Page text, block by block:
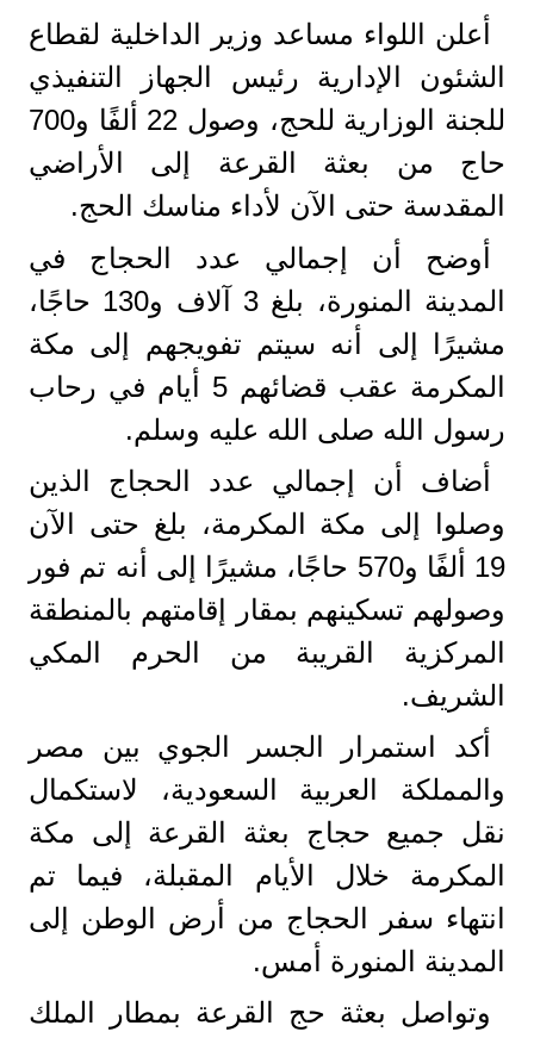
أعلن اللواء مساعد وزير الداخلية لقطاع
الشئون الإدارية رئيس الجهاز التنفيذي
للجنة الوزارية للحج، وصول 22 ألفًا و700
حاج من بعثة القرعة إلى الأراضي
المقدسة حتى الآن لأداء مناسك الحج.
أوضح أن إجمالي عدد الحجاج في
المدينة المنورة، بلغ 3 آلاف و130 حاجًا،
مشيرًا إلى أنه سيتم تفويجهم إلى مكة
المكرمة عقب قضائهم 5 أيام في رحاب
رسول الله صلى الله عليه وسلم.
أضاف أن إجمالي عدد الحجاج الذين
وصلوا إلى مكة المكرمة، بلغ حتى الآن
19 ألفًا و570 حاجًا، مشيرًا إلى أنه تم فور
وصولهم تسكينهم بمقار إقامتهم بالمنطقة
المركزية القريبة من الحرم المكي
الشريف.
أكد استمرار الجسر الجوي بين مصر
والمملكة العربية السعودية، لاستكمال
نقل جميع حجاج بعثة القرعة إلى مكة
المكرمة خلال الأيام المقبلة، فيما تم
انتهاء سفر الحجاج من أرض الوطن إلى
المدينة المنورة أمس.
وتواصل بعثة حج القرعة بمطار الملك